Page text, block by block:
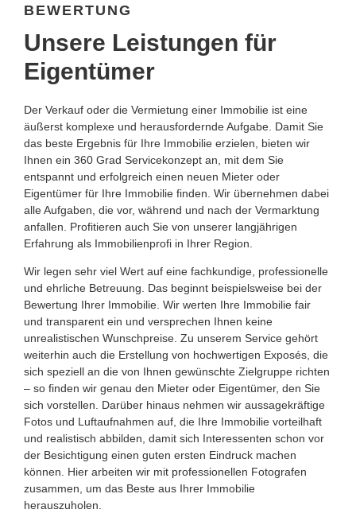
BEWERTUNG
Unsere Leistungen für
Eigentümer
Der Verkauf oder die Vermietung einer Immobilie ist eine
äußerst komplexe und herausfordernde Aufgabe. Damit Sie
das beste Ergebnis für Ihre Immobilie erzielen, bieten wir
Ihnen ein 360 Grad Servicekonzept an, mit dem Sie
entspannt und erfolgreich einen neuen Mieter oder
Eigentümer für Ihre Immobilie finden. Wir übernehmen dabei
alle Aufgaben, die vor, während und nach der Vermarktung
anfallen. Profitieren auch Sie von unserer langjährigen
Erfahrung als Immobilienprofi in Ihrer Region.
Wir legen sehr viel Wert auf eine fachkundige, professionelle
und ehrliche Betreuung. Das beginnt beispielsweise bei der
Bewertung Ihrer Immobilie. Wir werten Ihre Immobilie fair
und transparent ein und versprechen Ihnen keine
unrealistischen Wunschpreise. Zu unserem Service gehört
weiterhin auch die Erstellung von hochwertigen Exposés, die
sich speziell an die von Ihnen gewünschte Zielgruppe richten
– so finden wir genau den Mieter oder Eigentümer, den Sie
sich vorstellen. Darüber hinaus nehmen wir aussagekräftige
Fotos und Luftaufnahmen auf, die Ihre Immobilie vorteilhaft
und realistisch abbilden, damit sich Interessenten schon vor
der Besichtigung einen guten ersten Eindruck machen
können. Hier arbeiten wir mit professionellen Fotografen
zusammen, um das Beste aus Ihrer Immobilie
herauszuholen.